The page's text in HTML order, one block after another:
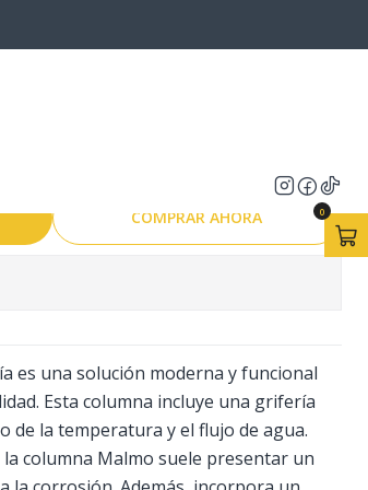
0
+
COMPRAR AHORA
es una solución moderna y funcional
Esta columna incluye una grifería
de la temperatura y el flujo de agua.
columna Malmo suele presentar un